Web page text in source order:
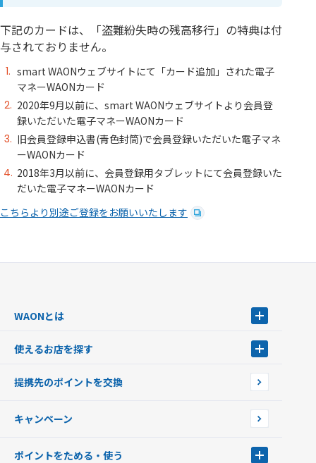
下記のカードは、「盗難紛失時の残高移行」の特典は付
与されておりません。
smart WAONウェブサイトにて「カード追加」された電子
マネーWAONカード
2020年9月以前に、smart WAONウェブサイトより会員登
録いただいた電子マネーWAONカード
旧会員登録申込書(青色封筒)で会員登録いただいた電子マネ
ーWAONカード
2018年3月以前に、会員登録用タブレットにて会員登録いた
だいた電子マネーWAONカード
こちらより別途ご登録をお願いいたします
WAONとは
WAONを申込む
インターネット上でのお買い物について（ネット決済）
使えるお店を探す
店舗検索
イオン銀行ATM設置場所
提携先のポイントを交換
キャンペーン
ポイントをためる・使う